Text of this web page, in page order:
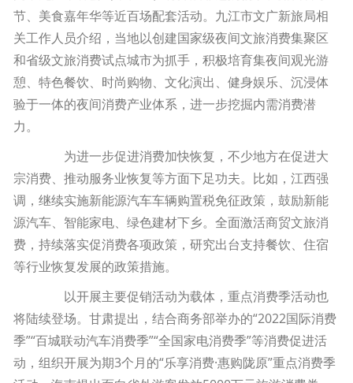
节、美食嘉年华等近百场配套活动。九江市文广新旅局相
关工作人员介绍，当地以创建国家级夜间文旅消费集聚区
和省级文旅消费试点城市为抓手，积极培育集夜间观光游
憩、特色餐饮、时尚购物、文化演出、健身娱乐、沉浸体
验于一体的夜间消费产业体系，进一步挖掘内需消费潜
力。
为进一步促进消费加快恢复，不少地方在促进大
宗消费、推动服务业恢复等方面下足功夫。比如，江西强
调，继续实施新能源汽车车辆购置税免征政策，鼓励新能
源汽车、智能家电、绿色建材下乡。全面激活商贸文旅消
费，持续落实促消费各项政策，研究出台支持餐饮、住宿
等行业恢复发展的政策措施。
以开展主要促销活动为载体，重点消费季活动也
将陆续登场。甘肃提出，结合商务部举办的“2022国际消费
季”“百城联动汽车消费季”“全国家电消费季”等消费促进活
动，组织开展为期3个月的“乐享消费·惠购陇原”重点消费季